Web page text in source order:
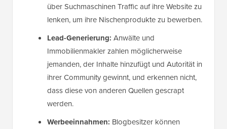
über Suchmaschinen Traffic auf ihre Website zu
lenken, um ihre Nischenprodukte zu bewerben.
Lead-Generierung: Anwälte und
Immobilienmakler zahlen möglicherweise
jemanden, der Inhalte hinzufügt und Autorität in
ihrer Community gewinnt, und erkennen nicht,
dass diese von anderen Quellen gescrapt
werden.
Werbeeinnahmen: Blogbesitzer können